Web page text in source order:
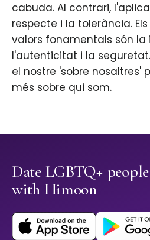
cabuda. Al contrari,
respecte i la tolerància.
valors fonamentals són la
l'autenticitat i la
el nostre 'sobre nosaltres'
més sobre qui som.
Date LGBTQ+
with Himoon